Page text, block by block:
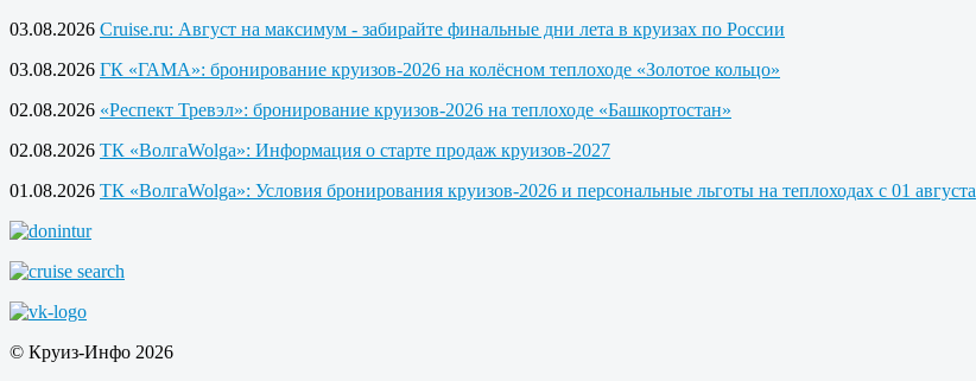
03.08.2026 Cruise.ru: Август на максимум - забирайте финальные дни лета в круизах по России
03.08.2026 ГК «ГАМА»: бронирование круизов-2026 на колёсном теплоходе «Золотое кольцо»
02.08.2026 «Респект Тревэл»: бронирование круизов-2026 на теплоходе «Башкортостан»
02.08.2026 ТК «ВолгаWolga»: Информация о старте продаж круизов-2027
01.08.2026 ТК «ВолгаWolga»: Условия бронирования круизов-2026 и персональные льготы на теплоходах с 01 августа
© Круиз-Инфо 2026